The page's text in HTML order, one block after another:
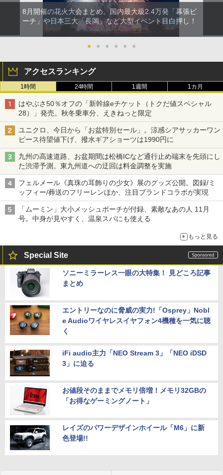
8月開催の花火大会まとめ。国内最大級2.4万発「幕張ビ
ーチ」や日本三大「長岡」など大型イベント目白押し！
● ● ● ● ● ●
アクセスランキング
1時間 24時間 1週間 1カ月
はやぶさ50％オフの「新幹線eチケット（トクだ値スペシャル
28）」発売。秋冬乗車分、えきねっと限定
ユニクロ、今日から「お盆特別セール」。涼感シアサッカーワン
ピース待望値下げ、撥水ギアショーツは1990円に
九州の高速道路、お盆期間は松橋ICなど通行止め端末を先頭にし
た渋滞予測。東九州道への迂回は料金調整を実施
フェルメール《真珠の耳飾りの少女》展のグッズ公開。図録/ミ
ッフィー/葬送のフリーレンほか、注目ブランドコラボが実現
「ムーミン」大小メッシュポーチが付録、素敵なあの人 11月
号。中身が見やすく、温泉スパにも使える
もっと見る
Special Site
ソニーミラーレス一眼の大特集！ 見どころ記事
まとめ
エントリーなのに脅威の実力!「Osprey」Nobl
e Audioワイヤレスイヤフォン4機種を一気に聴
く
iFi audio主力「NEO Stream 3」「NEO iDSD
3」に迫る
お値段そのままでメモリ倍増！メモリ32GBの
「お得なゲーミングノート」
レイズのパワーデザインホイール「M6」に新
色登場!!